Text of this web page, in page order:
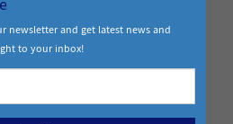
newsletter and get latest news and
to your inbox!